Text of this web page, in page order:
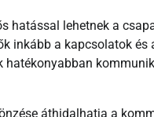
hatással lehetnek a
inkább a kapcsolatok és
áthidalhatja a